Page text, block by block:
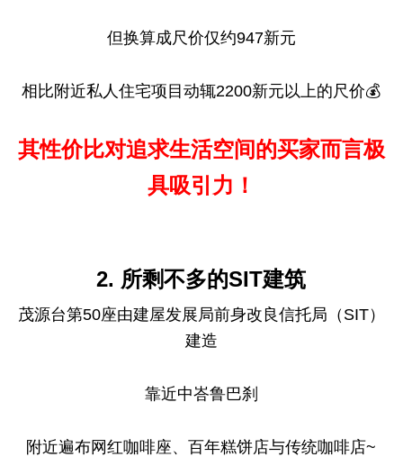
但换算成尺价仅约947新元
相比附近私人住宅项目动辄2200新元以上的尺价💰
其性价比对追求生活空间的买家而言极
具吸引力！
2. 所剩不多的SIT建筑
茂源台第50座由建屋发展局前身改良信托局（SIT）
建造
靠近中峇鲁巴刹
附近遍布网红咖啡座、百年糕饼店与传统咖啡店~